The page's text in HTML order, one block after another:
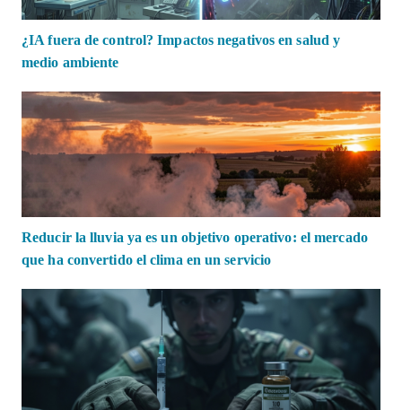
¿IA fuera de control? Impactos negativos en salud y
medio ambiente
Reducir la lluvia ya es un objetivo operativo: el mercado
que ha convertido el clima en un servicio